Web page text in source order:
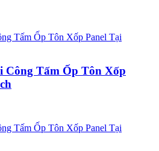
Công Tấm Ốp Tôn Xốp